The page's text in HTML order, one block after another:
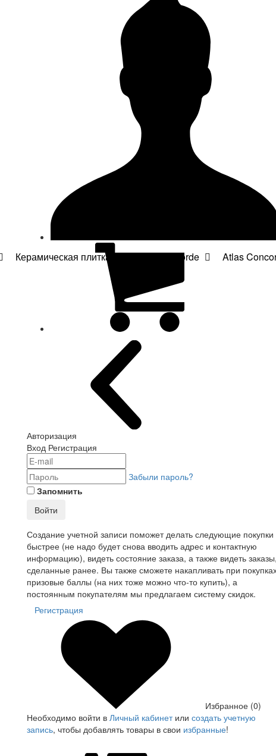
Керамическая плитка Atlas Concorde Atlas
Авторизация
Вход Регистрация
Забыли пароль?
Запомнить
Войти
Создание учетной записи поможет делать следующие покупки
быстрее (не надо будет снова вводить адрес и контактную
информацию), видеть состояние заказа, а также видеть заказы,
сделанные ранее. Вы также сможете накапливать при
призовые баллы (на них тоже можно что-то купить), а
постоянным покупателям мы предлагаем систему скидок.
Регистрация
Избранное (0)
Необходимо войти в Личный кабинетили создать учетную
запись, чтобы добавлять товары в свои избранные!